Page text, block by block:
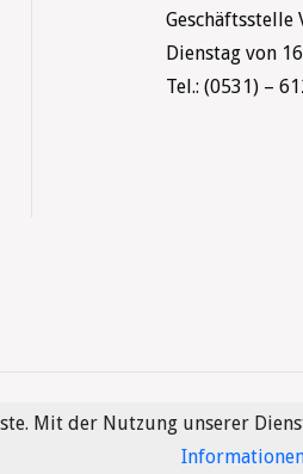
Geschäftsstelle
Dienstag von
Tel.: (0531) –
Mit der Nutzung unserer